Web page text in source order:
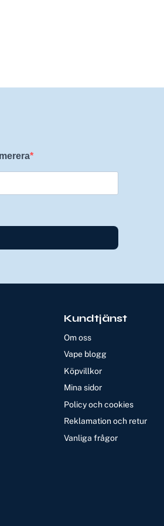
Kundtjänst
Om oss
Vape blogg
Köpvillkor
Mina sidor
Policy och cookies
Reklamation och retur
Vanliga frågor